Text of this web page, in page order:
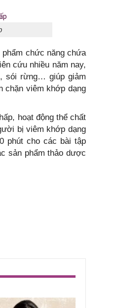
chức năng chứa
cứu nhiều năm nay,
sói rừng… giúp giảm
chặn viêm khớp dạng
hoạt động thể chất
bị viêm khớp dạng
phút cho các bài tập
sản phẩm thảo dược